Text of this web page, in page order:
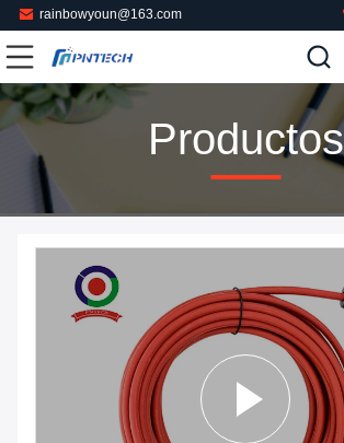
rainbowyoun@163.com
Productos